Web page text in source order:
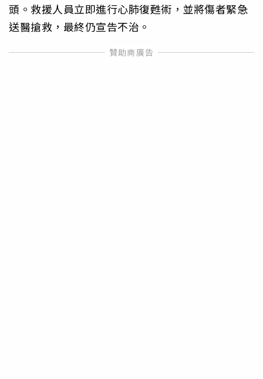
頭。救援人員立即進行心肺復甦術，並將傷者緊急
送醫搶救，最終仍宣告不治。